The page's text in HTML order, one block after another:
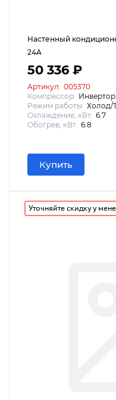
Настенный
24A
50 336 ₽
Артикул: 005370
Компрессор: Инвертор
Режим работы: Холод/
Охлаждение, кВт: 6.7
Обогрев, кВт: 6.8
Купить
Уточняйте скидку у